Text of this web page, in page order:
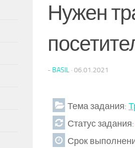
Нужен
- BASIL · 06.01.2021
Тема задания:
Статус задания:
Срок